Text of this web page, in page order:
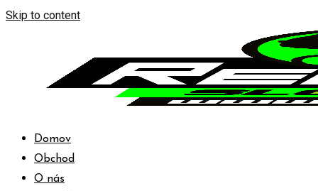
Skip to content
Domov
Obchod
O nás